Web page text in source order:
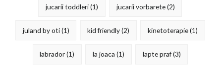
jucarii toddleri(1) jucarii vorbarete(2)
juland by oti(1) kid friendly(2) kinetoterapie(1)
labrador(1) la joaca (1) lapte praf(3)